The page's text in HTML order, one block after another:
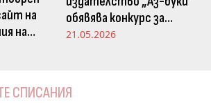
на
на
обявява конкурс за
научна статия на тема
образованието“
21.05.2026
СПИСАНИЯ